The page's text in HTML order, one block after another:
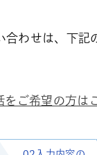
合わせは、下記
をご希望の方は